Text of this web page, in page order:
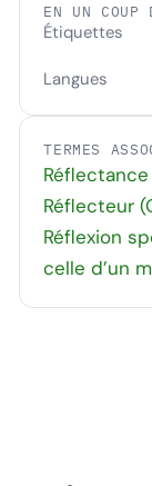
EN UN
Étiquettes
Langues
TERMES
Réflectance
Réflecteur
Réflexion
celle d’un